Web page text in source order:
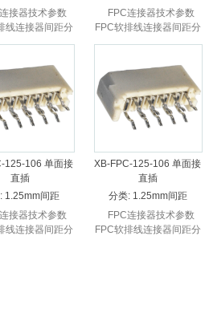
接器技术参数
线连接器间距分
0.5mm
FPC连接器技术参数
FPC软排线连接器间距分
为0.3mm 0.5mm
125-106 单面接
直插
1.25mm间距
接器技术参数
线连接器间距分
XB-FPC-125-106 单面接
直插
分类: 1.25mm间距
FPC连接器技术参数
FPC软排线连接器间距分